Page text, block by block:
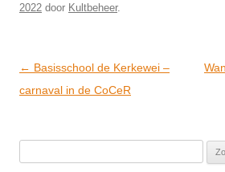
2022 door Kultbeheer.
Post
navigation
← Basisschool de Kerkewei –
carnaval in de CoCeR
naar: